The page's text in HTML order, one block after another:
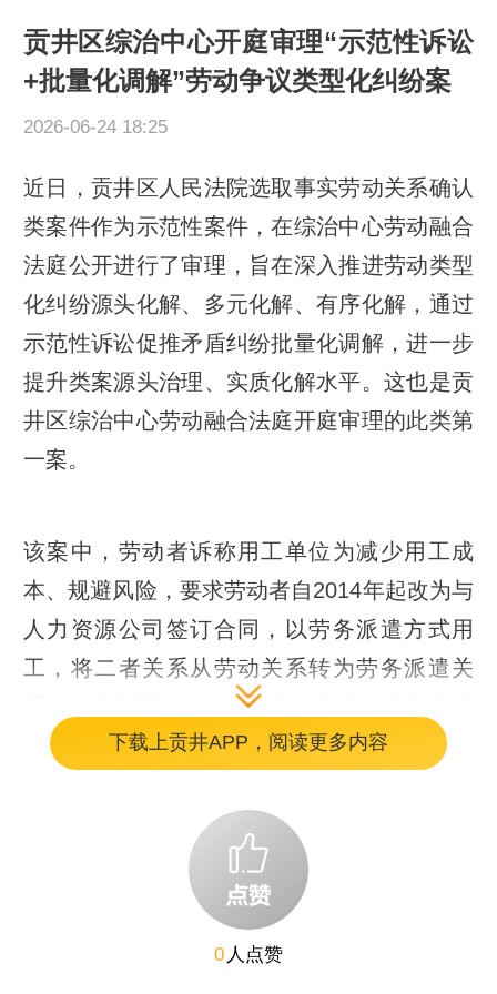
贡井区综治中心开庭审理“示范性诉讼
+批量化调解”劳动争议类型化纠纷案
2026-06-24 18:25
近日，贡井区人民法院选取事实劳动关系确认
类案件作为示范性案件，在综治中心劳动融合
法庭公开进行了审理，旨在深入推进劳动类型
化纠纷源头化解、多元化解、有序化解，通过
示范性诉讼促推矛盾纠纷批量化调解，进一步
提升类案源头治理、实质化解水平。这也是贡
井区综治中心劳动融合法庭开庭审理的此类第
一案。
该案中，劳动者诉称用工单位为减少用工成
本、规避风险，要求劳动者自2014年起改为与
人力资源公司签订合同，以劳务派遣方式用
工，将二者关系从劳动关系转为劳务派遣关
系，但实则工作岗位、工作内容等均无实质变
化。为此，合议庭以小见大，主要抓住劳动者
点进行审理，从是否形成人身隶属、是否构成
组织从属、是否支付劳动对价、是否利用生产
工具等要点进行审查。
下载上贡井APP，阅读更多内容
0 人点赞